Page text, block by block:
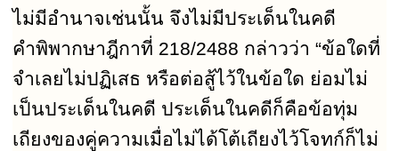
ไม่มีอำนาจเช่นนั้น จึงไม่มีประเด็นในคดี
คำพิพากษาฎีกาที่ 218/2488 กล่าวว่า “ข้อใดที่
จำเลยไม่ปฏิเสธ หรือต่อสู้ไว้ในข้อใด ย่อมไม่
เป็นประเด็นในคดี ประเด็นในคดีก็คือข้อทุ่ม
เถียงของคู่ความเมื่อไม่ได้โต้เถียงไว้โจทก์ก็ไม่